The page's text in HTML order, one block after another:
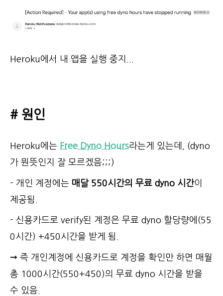
Heroku에서 내 앱을 실행 중지...
# 원인
Heroku에는 Free Dyno Hours라는게 있는데, (dyno
가 뭔뜻인지 잘 모르겠음;;;)
- 개인 계정에는 매달 550시간의 무료 dyno 시간이
제공됨.
- 신용카드로 verify된 계정은 무료 dyno 할당량에(55
0시간) +450시간을 받게 됨.
➞ 즉 개인계정에 신용카드로 계정을 확인만 하면 매월
총 1000시간(550+450)의 무료 dyno 시간을 받을
수 있음.